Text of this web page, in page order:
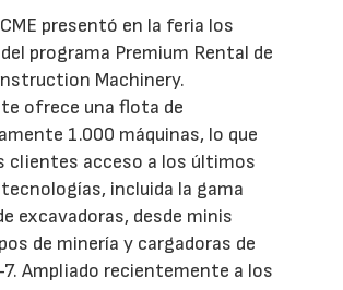
presentó en la feria los
programa Premium Rental de
Machinery.
ofrece una flota de
1.000 máquinas, lo que
clientes acceso a los últimos
incluida la gama
excavadoras, desde minis
de minería y cargadoras de
7. Ampliado recientemente a los